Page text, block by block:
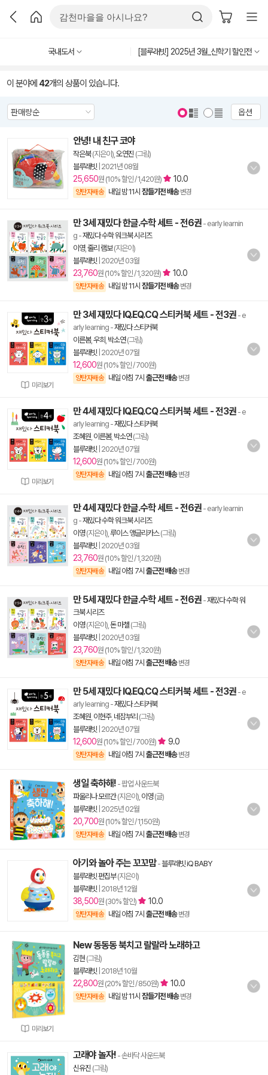
국내도서 [블루래빗] 2025년 3월_신학기 할인전
이 분야에 42개의 상품이 있습니다.
옵션
안녕! 내 친구 코야
작은북(지은이), 오연진 (그림)
블루래빗 2021년 08월
25,650원 (10% 할인 / 1,420원) 10.0
양탄자배송 내일 밤 11시 잠들기전 배송 변경
만 3세 재밌다 한글.수학 세트 - 전6권 - early learnin
g -재밌다 수학 워크북 시리즈
이영, 줄리 램보(지은이)
블루래빗 2020년 03월
23,760원 (10% 할인 / 1,320원) 10.0
양탄자배송 내일 밤 11시 잠들기전 배송 변경
미리보기
만 3세 재밌다 IQ.EQ.CQ 스티커북 세트 - 전3권 - e
arly learning -재밌다 스티커북
이른봄, 우희 박소연(그림)
블루래빗 2020년 07월
12,600원 (10% 할인 / 700원)
양탄자배송 내일 아침 7시 출근전 배송 변경
미리보기
만 4세 재밌다 IQ.EQ.CQ 스티커북 세트 - 전3권 - e
arly learning -재밌다 스티커북
조혜원 이른봄, 박소연(그림)
블루래빗 2020년 07월
12,600원 (10% 할인 / 700원)
양탄자배송 내일 아침 7시 출근전 배송 변경
만 4세 재밌다 한글.수학 세트 - 전6권 - early learnin
g -재밌다 수학 워크북 시리즈
이영(지은이), 루이스 앵글리카스(그림)
블루래빗 2020년 03월
23,760원 (10% 할인 / 1,320원)
양탄자배송 내일 아침 7시 출근전 배송 변경
만 5세 재밌다 한글.수학 세트 - 전6권 -재밌다 수학 워
크북 시리즈
이영(지은이), 돈 마첼 (그림)
블루래빗 2020년 03월
23,760원 (10% 할인 / 1,320원)
양탄자배송 내일 아침 7시 출근전 배송 변경
만 5세 재밌다 IQ.EQ.CQ 스티커북 세트 - 전3권 - e
arly learning -재밌다 스티커북
조혜원 이현주, 네잠부리 (그림)
블루래빗 2020년 07월
12,600원 (10% 할인 / 700원) 9.0
양탄자배송 내일 아침 7시 출근전 배송 변경
생일 축하해! - 팝업 사운드북
파울리나 모르간(지은이), 이영(글)
블루래빗 2025년 02월
20,700원 (10% 할인 / 1,150원)
양탄자배송 내일 아침 7시 출근전 배송 변경
아기와 놀아 주는 꼬꼬맘-블루래빗 iQ BABY
블루래빗 편집부(지은이)
블루래빗 2018년 12월
38,500원 (30% 할인) 10.0
양탄자배송 내일 아침 7시 출근전 배송 변경
미리보기
New 동동동 북치고 랄랄라 노래하고
김현 (그림)
블루래빗 2018년 10월
22,800원 (20% 할인 / 850원) 10.0
양탄자배송 내일 밤 11시 잠들기전 배송 변경
고래야 놀자! - 손바닥 사운드북
신유진 (그림)